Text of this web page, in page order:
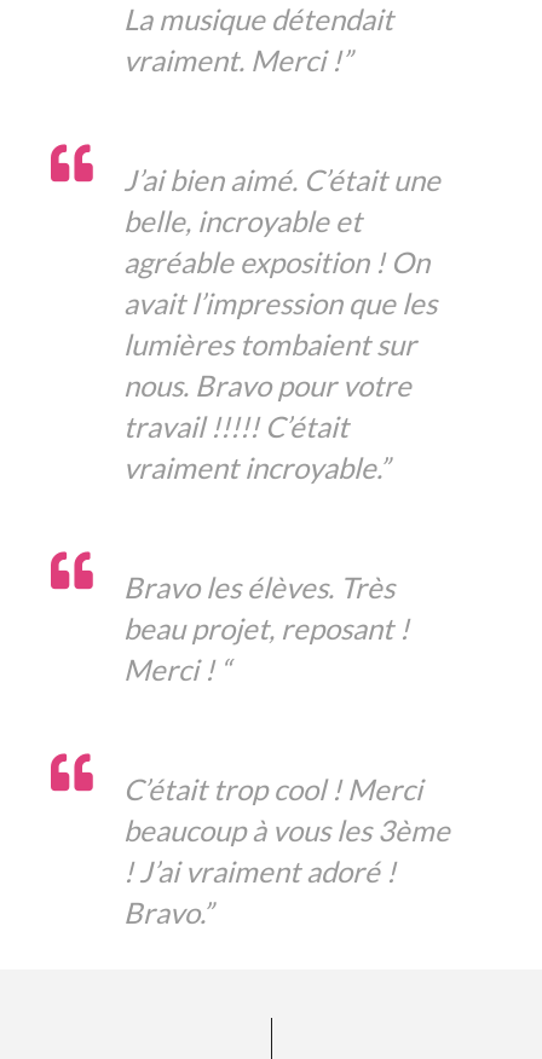
La musique détendait
vraiment. Merci !”
J’ai bien aimé. C’était une
belle, incroyable et
agréable exposition ! On
avait l’impression que les
lumières tombaient sur
nous. Bravo pour votre
travail !!!!! C’était
vraiment incroyable.”
Bravo les élèves. Très
beau projet, reposant !
Merci ! “
C’était trop cool ! Merci
beaucoup à vous les 3ème
! J’ai vraiment adoré !
Bravo.”